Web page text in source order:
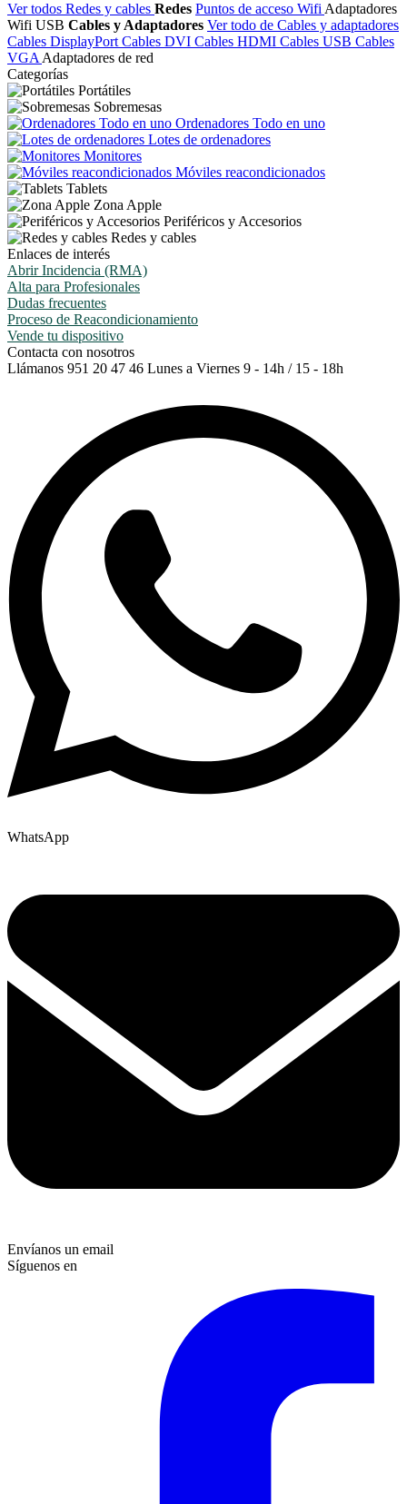
Ver todos Redes y cables Redes Puntos de acceso Wifi Adaptadores
Wifi USB Cables y Adaptadores Ver todo de Cables y adaptadores
Cables DisplayPort Cables DVI Cables HDMI Cables USB Cables
VGA Adaptadores de red
Categorías
Portátiles
Sobremesas
Ordenadores Todo en uno
Lotes de ordenadores
Monitores
Móviles reacondicionados
Tablets
Zona Apple
Periféricos y Accesorios
Redes y cables
Enlaces de interés
Abrir Incidencia (RMA)
Alta para Profesionales
Dudas frecuentes
Proceso de Reacondicionamiento
Vende tu dispositivo
Contacta con nosotros
Llámanos 951 20 47 46 Lunes a Viernes 9 - 14h / 15 - 18h
WhatsApp
Envíanos un email
Síguenos en